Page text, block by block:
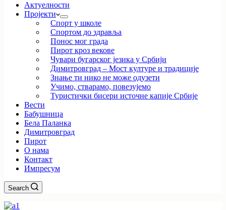
Актуелности
Пројекти
Спорт у школе
Спортом до здравља
Понос мог града
Пирот кроз векове
Чувари бугарског језика у Србији
Димитровград – Мост културе и традиције
Знање ти нико не може одузети
Учимо, стварамо, повезујемо
Туристички бисери источне капије Србије
Вести
Бабушница
Бела Паланка
Димитровград
Пирот
О нама
Контакт
Импресум
Search